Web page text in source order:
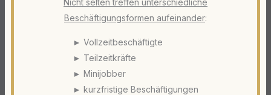
Beschäftigungsformen aufeinander:
► Vollzeitbeschäftigte
► Teilzeitkräfte
► Minijobber
► kurzfristige Beschäftigungen